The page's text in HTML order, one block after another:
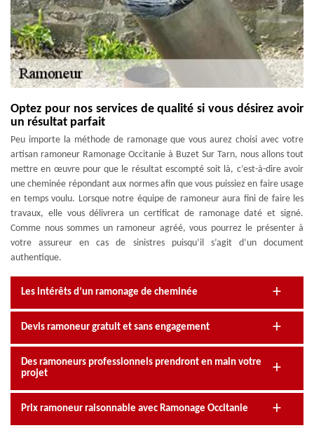
Optez pour nos services de qualité si vous désirez avoir
un résultat parfait
Peu importe la méthode de ramonage que vous aurez choisi avec votre
artisan ramoneur Ramonage Occitanie à Buzet Sur Tarn, nous allons tout
mettre en œuvre pour que le résultat escompté soit là, c’est-à-dire avoir
une cheminée répondant aux normes afin que vous puissiez en faire usage
en temps voulu. Lorsque notre équipe de ramoneur aura fini de faire les
travaux, elle vous délivrera un certificat de ramonage daté et signé.
Comme nous sommes un ramoneur agréé, vous pourrez le présenter à
votre assureur en cas de sinistres puisqu’il s’agit d’un document
authentique.
Les intérêts d’un ramonage de cheminée
Devis ramoneur gratuit et sans engagement
Des ramoneurs professionnels prendront en main votre
projet
Prix ramoneur raisonnable avec Ramonage Occitanie